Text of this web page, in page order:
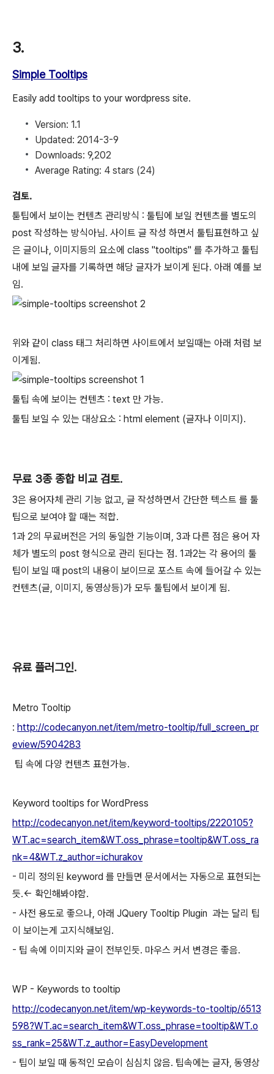
3.
Simple Tooltips
Easily add tooltips to your wordpress site.
Version: 1.1
Updated: 2014-3-9
Downloads: 9,202
Average Rating: 4 stars (24)
검토.
툳팁에서 보이는 컨텐츠 관리방식 : 툴팁에 보일 컨텐츠를 별도의
post 작성하는 방식아님. 사이트 글 작성 하면서 툴팁표현하고 싶
은 글이나, 이미지등의 요소에 class "tooltips" 를 추가하고 툴팁
내에 보일 글자를 기록하면 해당 글자가 보이게 된다. 아래 예를 보
임.
위와 같이 class 태그 처리하면 사이트에서 보일때는 아래 처럼 보
이게됨.
툴팁 속에 보이는 컨텐츠 : text 만 가능.
툴팁 보일 수 있는 대상요소 : html element (글자나 이미지).
무료 3종 종합 비교 검토.
3은 용어자체 관리 기능 없고, 글 작성하면서 간단한 텍스트 를 툴
팁으로 보여야 할 때는 적합.
1과 2의 무료버전은 거의 동일한 기능이며, 3과 다른 점은 용어 자
체가 별도의 post 형식으로 관리 된다는 점. 1과2는 각 용어의 툴
팁이 보일 때 post의 내용이 보이므로 포스트 속에 들어갈 수 있는
컨텐츠(글, 이미지, 동영상등)가 모두 툴팁에서 보이게 됨.
유료 플러그인.
Metro Tooltip
: http://codecanyon.net/item/metro-tooltip/full_screen_pr
eview/5904283
팁 속에 다양 컨텐츠 표현가능.
Keyword tooltips for WordPress
http://codecanyon.net/item/keyword-tooltips/2220105?
WT.ac=search_item&WT.oss_phrase=tooltip&WT.oss_ra
nk=4&WT.z_author=ichurakov
- 미리 정의된 keyword 를 만들면 문서에서는 자동으로 표현되는
듯.<- 확인해봐야함.
- 사전 용도로 좋으나, 아래 JQuery Tooltip Plugin 과는 달리 팁
이 보이는게 고지식해보임.
- 팁 속에 이미지와 글이 전부인듯. 마우스 커서 변경은 좋음.
WP - Keywords to tooltip
http://codecanyon.net/item/wp-keywords-to-tooltip/6513
598?WT.ac=search_item&WT.oss_phrase=tooltip&WT.o
ss_rank=25&WT.z_author=EasyDevelopment
- 팁이 보일 때 동적인 모습이 심심치 않음. 팁속에는 글자, 동영상